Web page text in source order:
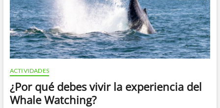
ACTIVIDADES
¿Por qué debes vivir la experiencia del
Whale Watching?